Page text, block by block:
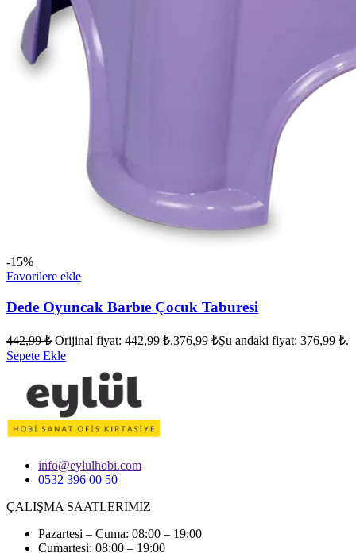
-15%
Favorilere ekle
Dede Oyuncak Barbıe Çocuk Taburesi
442,99₺ Orijinal fiyat: 442,99 ₺.376,99 ₺Şu andaki fiyat: 376,99 ₺.
Sepete Ekle
info@eylulhobi.com
0532 396 00 50
ÇALIŞMA SAATLERİMİZ
Pazartesi – Cuma: 08:00 – 19:00
Cumartesi: 08:00 – 19:00